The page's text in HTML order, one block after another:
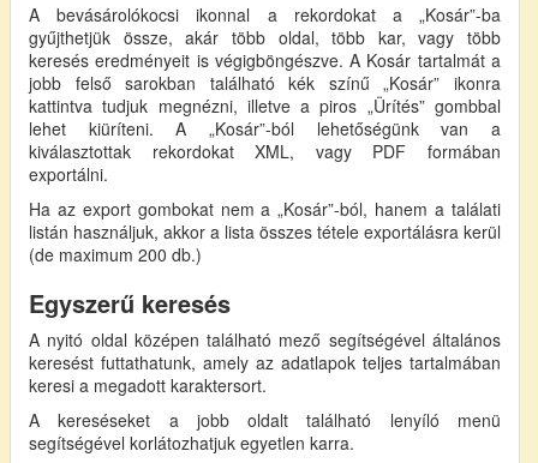
A bevásárolókocsi ikonnal a rekordokat a „Kosár”-ba
gyűjthetjük össze, akár több oldal, több kar, vagy több
keresés eredményeit is végigböngészve. A Kosár tartalmát a
jobb felső sarokban található kék színű „Kosár” ikonra
kattintva tudjuk megnézni, illetve a piros „Ürítés” gombbal
lehet kiüríteni. A „Kosár”-ból lehetőségünk van a
kiválasztottak rekordokat XML, vagy PDF formában
exportálni.
Ha az export gombokat nem a „Kosár”-ból, hanem a találati
listán használjuk, akkor a lista összes tétele exportálásra kerül
(de maximum 200 db.)
Egyszerű keresés
A nyitó oldal középen található mező segítségével általános
keresést futtathatunk, amely az adatlapok teljes tartalmában
keresi a megadott karaktersort.
A kereséseket a jobb oldalt található lenyíló menü
segítségével korlátozhatjuk egyetlen karra.